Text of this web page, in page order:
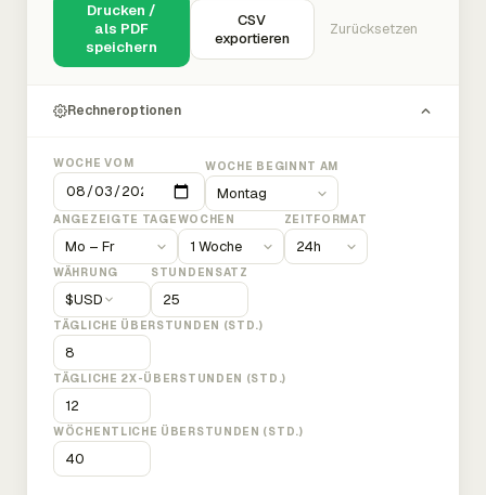
Drucken /
als PDF
speichern
CSV
exportieren
Zurücksetzen
Rechneroptionen
WOCHE VOM WOCHE BEGINNT AM
ANGEZEIGTE TAGEWOCHEN ZEITFORMAT
WÄHRUNG
$USD
STUNDENSATZ
TÄGLICHE ÜBERSTUNDEN (STD.)
TÄGLICHE 2X-ÜBERSTUNDEN (STD.)
WÖCHENTLICHE ÜBERSTUNDEN (STD.)